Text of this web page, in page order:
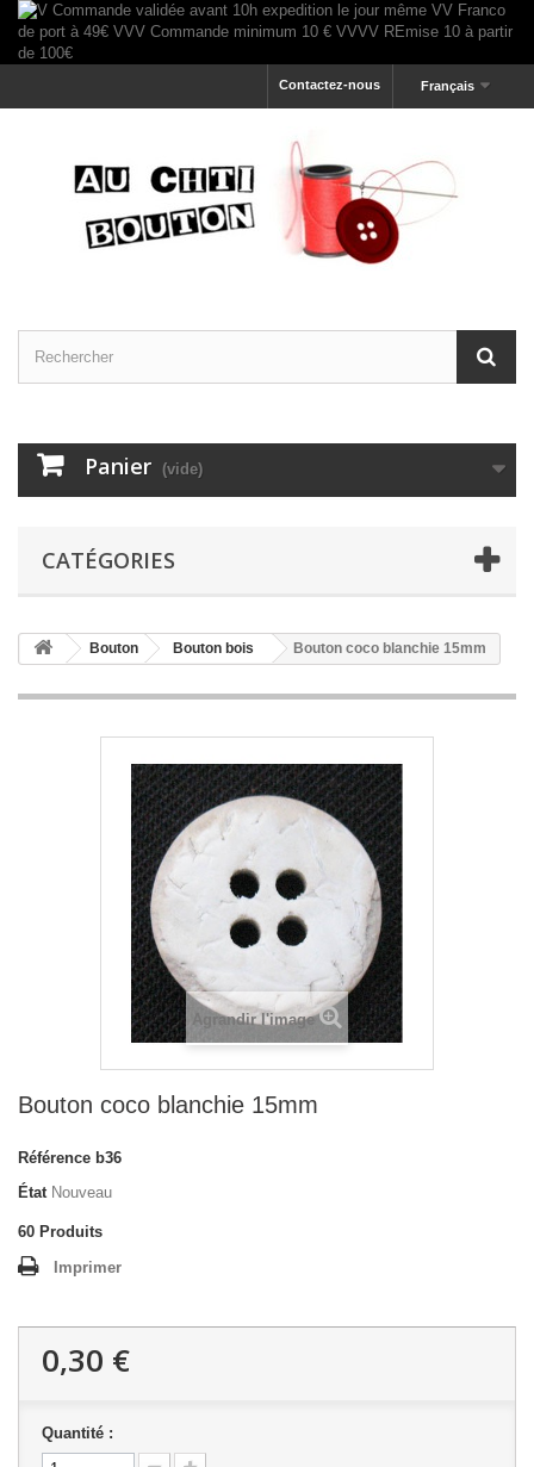
Français
Contactez-nous
Panier (vide)
CATÉGORIES
Bouton Bouton bois Bouton coco blanchie 15mm
Agrandir l'image
Bouton coco blanchie 15mm
Référence b36
État Nouveau
60 Produits
Imprimer
0,30 €
Quantité :